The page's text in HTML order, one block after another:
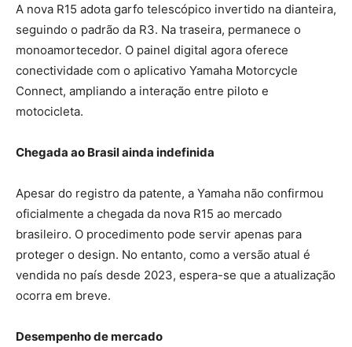
A nova R15 adota garfo telescópico invertido na dianteira,
seguindo o padrão da R3. Na traseira, permanece o
monoamortecedor. O painel digital agora oferece
conectividade com o aplicativo Yamaha Motorcycle
Connect, ampliando a interação entre piloto e
motocicleta.
Chegada ao Brasil ainda indefinida
Apesar do registro da patente, a Yamaha não confirmou
oficialmente a chegada da nova R15 ao mercado
brasileiro. O procedimento pode servir apenas para
proteger o design. No entanto, como a versão atual é
vendida no país desde 2023, espera-se que a atualização
ocorra em breve.
Desempenho de mercado